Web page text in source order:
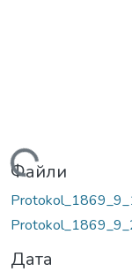
Вантажиться...
Файли
Дата